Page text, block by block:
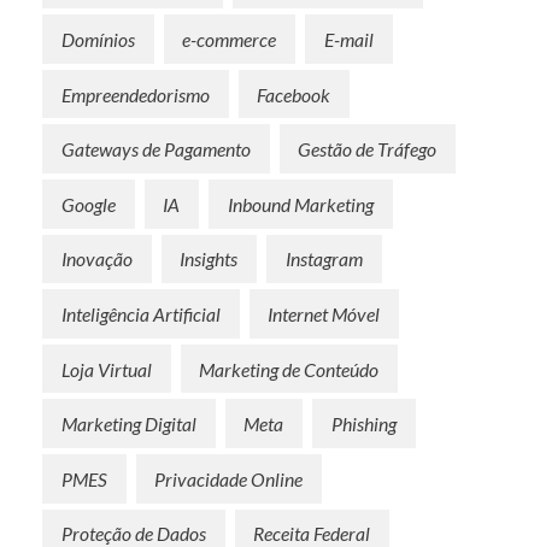
Domínios e-commerce E-mail
Empreendedorismo Facebook
Gateways de Pagamento Gestão de Tráfego
Google IA Inbound Marketing
Inovação Insights Instagram
Inteligência Artificial Internet Móvel
Loja Virtual Marketing de Conteúdo
Marketing Digital Meta Phishing
PMES Privacidade Online
Proteção de Dados Receita Federal